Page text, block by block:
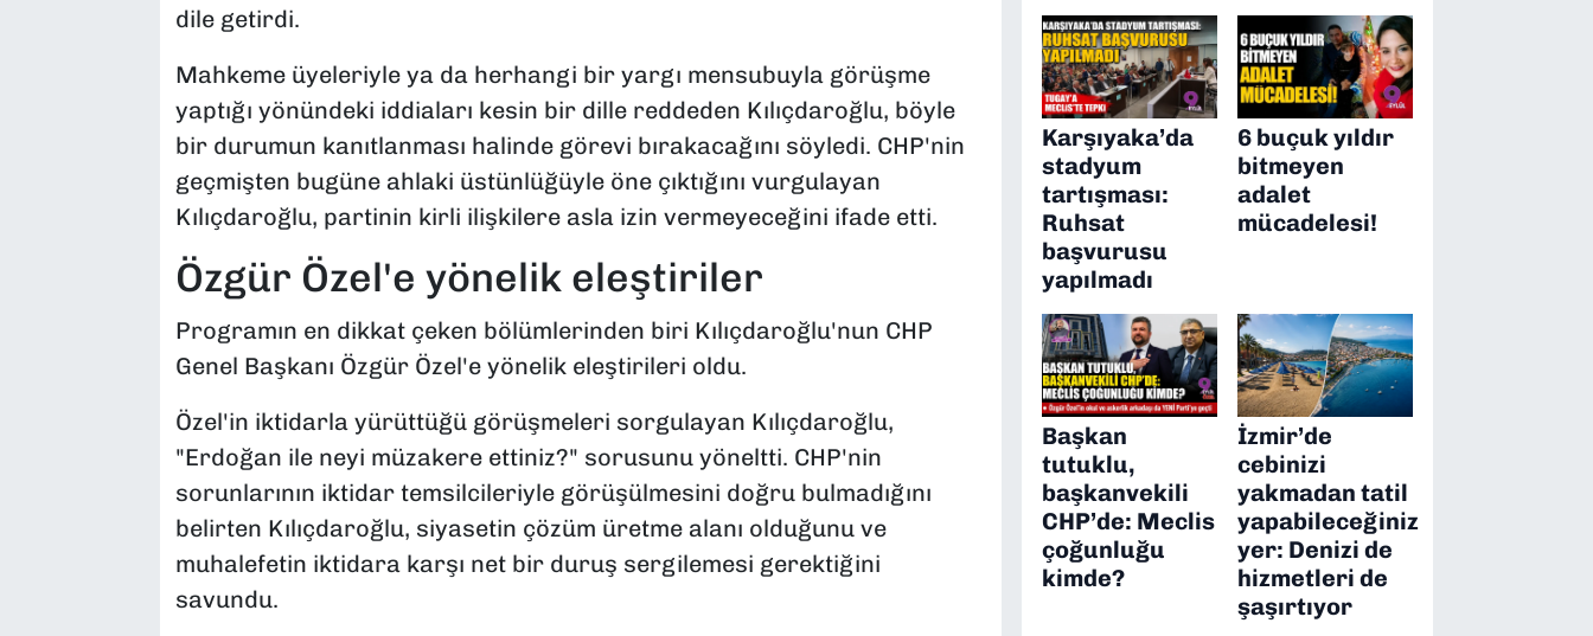
dile getirdi.
Mahkeme üyeleriyle ya da herhangi bir yargı mensubuyla görüşme
yaptığı yönündeki iddiaları kesin bir dille reddeden Kılıçdaroğlu, böyle
bir durumun kanıtlanması halinde görevi bırakacağını söyledi. CHP'nin
geçmişten bugüne ahlaki üstünlüğüyle öne çıktığını vurgulayan
Kılıçdaroğlu, partinin kirli ilişkilere asla izin vermeyeceğini ifade etti.
Özgür Özel'e yönelik eleştiriler
Programın en dikkat çeken bölümlerinden biri Kılıçdaroğlu'nun CHP
Genel Başkanı Özgür Özel'e yönelik eleştirileri oldu.
Özel'in iktidarla yürüttüğü görüşmeleri sorgulayan Kılıçdaroğlu,
"Erdoğan ile neyi müzakere ettiniz?" sorusunu yöneltti. CHP'nin
sorunlarının iktidar temsilcileriyle görüşülmesini doğru bulmadığını
belirten Kılıçdaroğlu, siyasetin çözüm üretme alanı olduğunu ve
muhalefetin iktidara karşı net bir duruş sergilemesi gerektiğini
savundu.
Karşıyaka’da
stadyum
tartışması:
Ruhsat
başvurusu
yapılmadı
6 buçuk yıldır
bitmeyen
adalet
mücadelesi!
Başkan
tutuklu,
başkanvekili
CHP’de: Meclis
çoğunluğu
kimde?
İzmir’de
cebinizi
yakmadan tatil
yapabileceğiniz
yer: Denizi de
hizmetleri de
şaşırtıyor